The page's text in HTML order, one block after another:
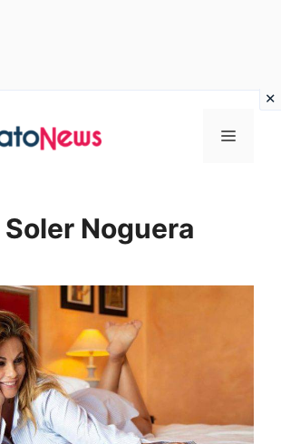
Menu
Noguera